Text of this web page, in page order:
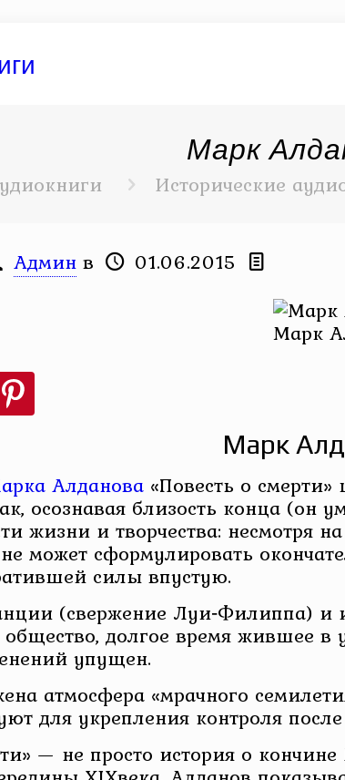
Марк
Исторические
Админ в 01.06.2015
Марк
Марк
Алданова«Повесть о
осознавая близость конца (он
жизни и творчества: несмотря
может сформулировать
силы впустую.
(свержение Луи‑Филиппа) и
общество, долгое время жившее
упущен.
атмосфера «мрачного
для укрепления контроля
— не просто история о